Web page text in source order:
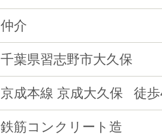
仲介
千葉県習志野市大久保
京成本線 京成大久保 徒
鉄筋コンクリート造